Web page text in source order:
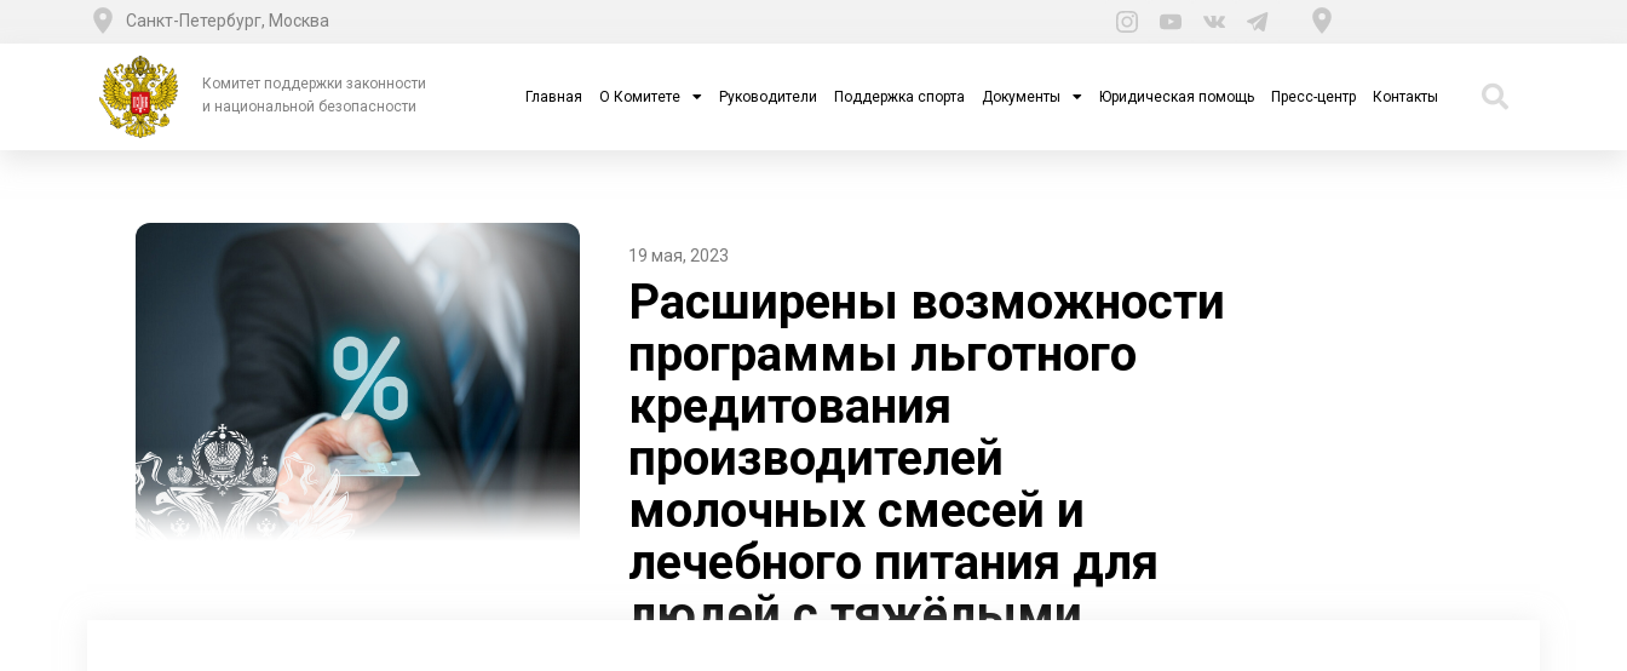
Санкт-Петербург, Москва
Комитет поддержки законности
и национальной безопасности
Главная О Комитете Руководители Поддержка спорта Документы Юридическая помощь Пресс-центр Контакты
19 мая, 2023
Расширены возможности
программы льготного
кредитования
производителей
молочных смесей и
лечебного питания для
людей с тяжёлыми